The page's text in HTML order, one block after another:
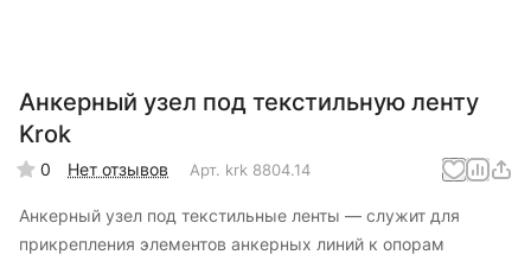
Анкерный узел под текстильную ленту
Krok
0 Нет отзывов Арт. krk 8804.14
Анкерный узел под текстильные ленты — служит для
прикрепления элементов анкерных линий к опорам